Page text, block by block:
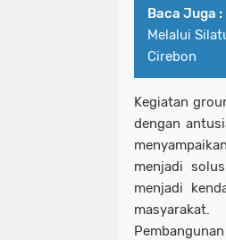
Baca Juga :
Melalui
Cirebon
Kegiatan
dengan
menjadi
menjadi
masyarakat.